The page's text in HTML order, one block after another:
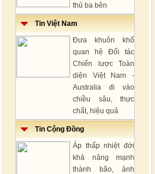
thủ ba bên
Tin Việt Nam
Đưa khuôn khổ
quan hệ Đối tác
Chiến lược Toàn
diện Việt Nam -
Australia đi vào
chiều sâu, thực
chất, hiệu quả
Tin Cộng Đồng
Áp thấp nhiệt đới
khả năng mạnh
thành bão, ảnh